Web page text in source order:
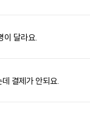
이 달라요.
결제가 안되요.